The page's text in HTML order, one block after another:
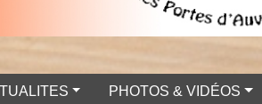
PHOTOS & VIDÉOS